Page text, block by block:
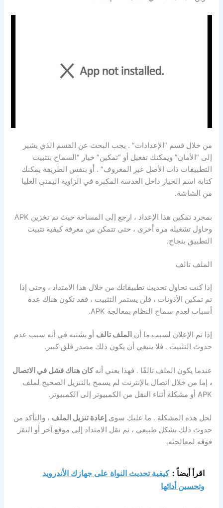
من خلال قسم “الإعدادات” . يجب البحث عن القسم الذي يشير
إلى “الأمان” ويمكنك تفعيل أو “تمكين” خيار “السماح بتثبيت
التطبيقات ذات الأصل غير المعروف” . أو بنفس الطريقة يمكنك
كتابة اسم الخيار داخل العدسة المكبرة في الزاوية اليمنى العليا
من الشاشة.
بمجرد تمكين هذا الإعداد ، ارجع إلى المساحة حيث تم تخزين APK
وحاول تشغيله مرة أخرى ، حتى تتمكن من معرفة كيفية تثبيت
التطبيق بنجاح.
الملف تالف
إذا كنت تحاول تحديث تطبيقاتك من خلال هذا الامتداد ، وحتى إذا
تم تمكين الأذونات ، فلن يستمر التثبيت ، فقد تكون هناك عدة
أسباب لعدم سماح النظام بمعالجة APK.
إذا تم الإعلان لسبب ما أن الملف تالف أو يشتبه في أنه سبب عدم
حدوث التثبيت . فلا ينبغي أن يكون ذلك مصدر قلق كبير.
عندما يكون الملف تالفًا . فهذا يعني أنهكان هناك فشل في الاتصال
، إما من خلال اتصال بالإنترنت لم يسمح بالتنزيل الصحيح لملف
APK أو مشكلة أثناء النقل من الكمبيوتر إلى الكمبيوتر.
لحل هذه المشكلة . ما عليك سوىإعادة تنزيل الملف ، والتأكد من
حدوث ذلك بشكل طبيعي ، ثم نقل الامتداد إلى موقع آخر أو النقر
فوقه لمعالجته.
اقرأ أيضاً : كيفية تحديث النواة على جهازك الأندرويد
وتحسين أدائها